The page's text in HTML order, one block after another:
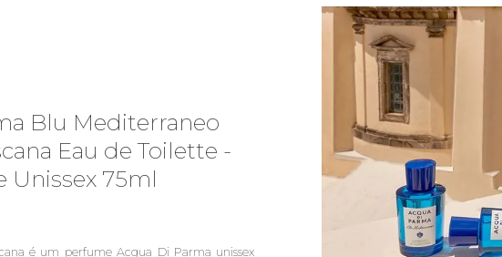
Blu Mediterraneo
Eau de Toilette -
Unissex 75ml
é um perfume Acqua Di Parma unissex